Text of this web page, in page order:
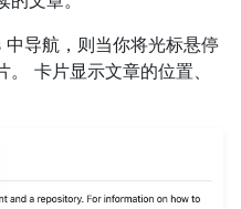
导航，则当你将光标悬停
卡片显示文章的位置、